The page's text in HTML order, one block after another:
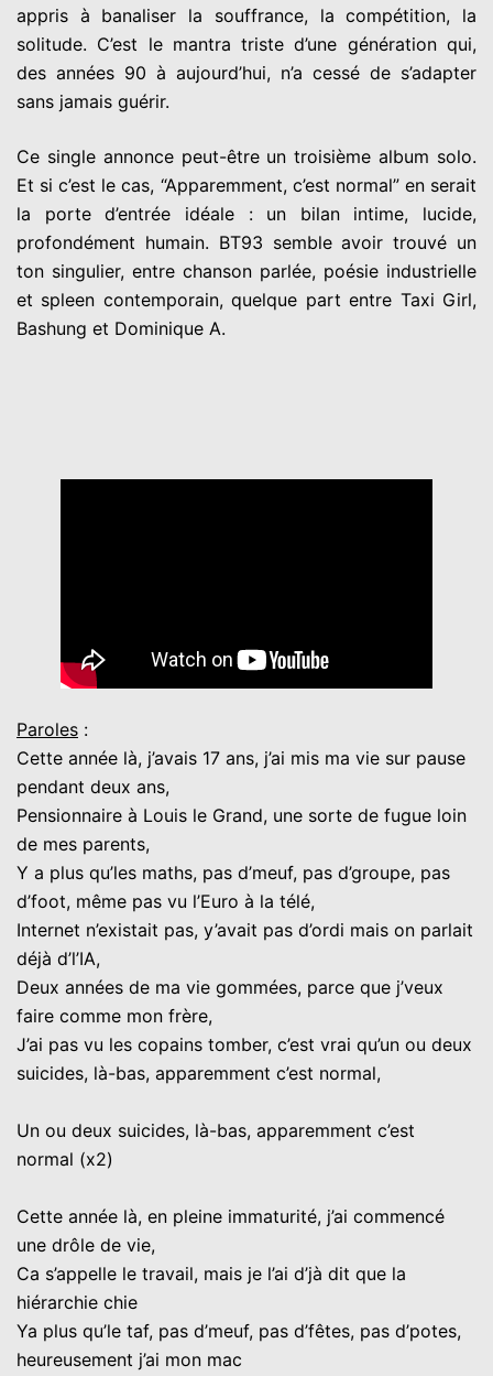
appris à banaliser la souffrance, la compétition, la
solitude. C’est le mantra triste d’une génération qui,
des années 90 à aujourd’hui, n’a cessé de s’adapter
sans jamais guérir.
Ce single annonce peut-être un troisième album solo.
Et si c’est le cas, “Apparemment, c’est normal” en serait
la porte d’entrée idéale : un bilan intime, lucide,
profondément humain. BT93 semble avoir trouvé un
ton singulier, entre chanson parlée, poésie industrielle
et spleen contemporain, quelque part entre Taxi Girl,
Bashung et Dominique A.
Paroles :
Cette année là, j’avais 17 ans, j’ai mis ma vie sur pause
pendant deux ans,
Pensionnaire à Louis le Grand, une sorte de fugue loin
de mes parents,
Y a plus qu’les maths, pas d’meuf, pas d’groupe, pas
d’foot, même pas vu l’Euro à la télé,
Internet n’existait pas, y’avait pas d’ordi mais on parlait
déjà d’l’IA,
Deux années de ma vie gommées, parce que j’veux
faire comme mon frère,
J’ai pas vu les copains tomber, c’est vrai qu’un ou deux
suicides, là-bas, apparemment c’est normal,
Un ou deux suicides, là-bas, apparemment c’est
normal (x2)
Cette année là, en pleine immaturité, j’ai commencé
une drôle de vie,
Ca s’appelle le travail, mais je l’ai d’jà dit que la
hiérarchie chie
Ya plus qu’le taf, pas d’meuf, pas d’fêtes, pas d’potes,
heureusement j’ai mon mac